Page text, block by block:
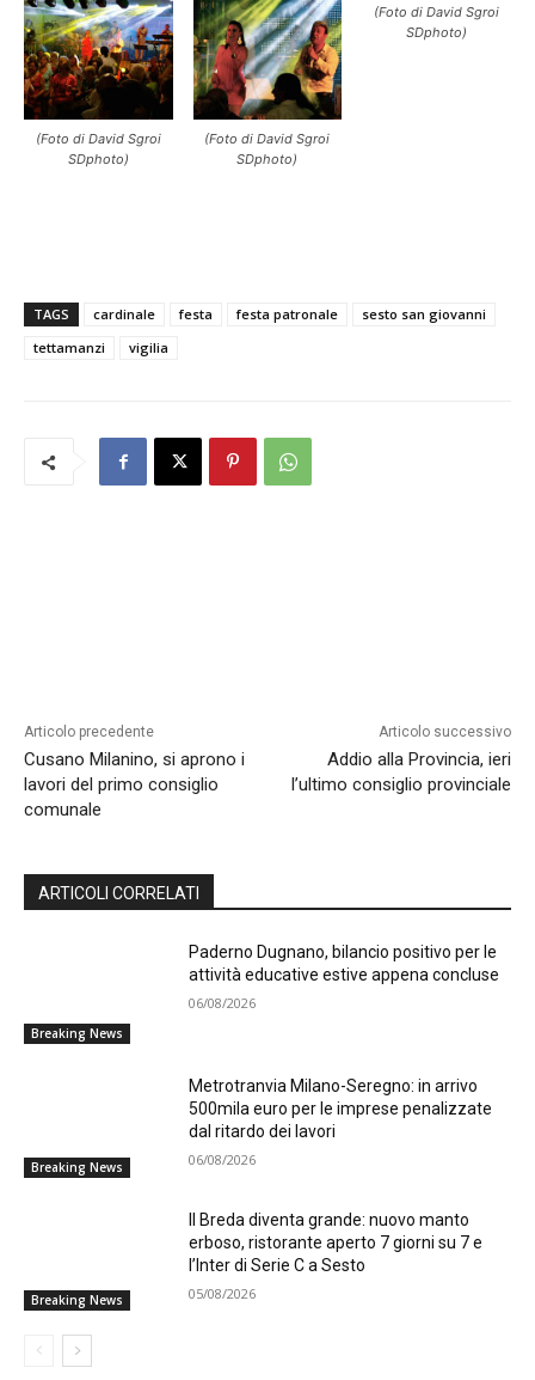
(Foto di David Sgroi
SDphoto)
(Foto di David Sgroi
SDphoto)
(Foto di David Sgroi
SDphoto)
TAGS cardinale festa festa patronale
sesto san giovanni
tettamanzi
vigilia
Articolo precedente
Cusano Milanino, si aprono i
lavori del primo consiglio
comunale
Articolo successivo
Addio alla Provincia, ieri
l’ultimo consiglio provinciale
ARTICOLI CORRELATI
Breaking News
Paderno Dugnano, bilancio positivo per le
attività educative estive appena concluse
06/08/2026
Breaking News
Metrotranvia Milano-Seregno: in arrivo
500mila euro per le imprese penalizzate
dal ritardo dei lavori
06/08/2026
Breaking News
Il Breda diventa grande: nuovo manto
erboso, ristorante aperto 7 giorni su 7 e
l’Inter di Serie C a Sesto
05/08/2026